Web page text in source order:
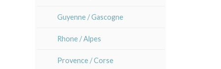
Guyenne / Gascogne
Rhone / Alpes
Provence / Corse